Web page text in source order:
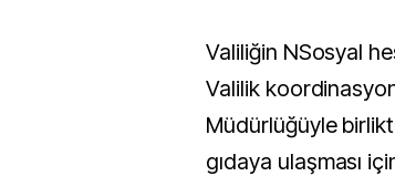
Valiliğin NSosyal
Valilik
Müdürlüğüyle
gıdaya ulaşması